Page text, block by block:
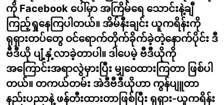
ကို Facebook ပေါ်မှာ အကြိမ်ရေ သောင်းနဲ့ချီ
ကြည့်ရှုနေကြပါတယ်။ အိမ်နီးချင်း ယူကရိန်းကို
ရုရှားတပ်တွေ ဝင်ရောက်တိုက်ခိုက်ခဲ့တဲ့နောက်ပိုင်း ဒီ
ဗီဒီယို ပျံ့နှံ့လာခဲ့တာပါ။ ဒါပေမဲ့ ဗီဒီယိုကို
အကြောင်းအရာလွဲမှားပြီး မျှဝေထားကြတာ ဖြစ်ပါ
တယ်။ တကယ်တမ်း အဲဒီဗီဒီယိုဟာ ကွန်ပျူတာ
နည်းပညာနဲ့ ဖန်တီးထားတာဖြစ်ပြီး ရုရှား-ယူကရိန်း